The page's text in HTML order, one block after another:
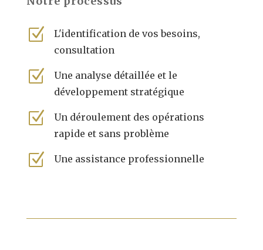
Z
L'identification de vos besoins,
consultation
Z
Une analyse détaillée et le
développement stratégique
Z
Un déroulement des opérations
rapide et sans problème
Z Une assistance professionnelle